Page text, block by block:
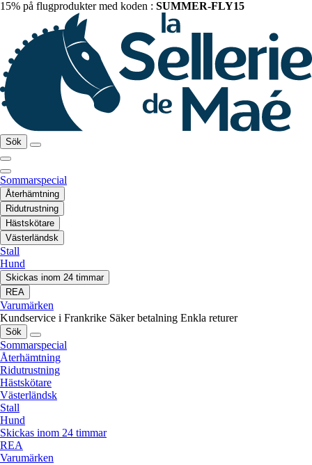
15% på flugprodukter med koden : SUMMER-FLY15
Sök
Sommarspecial
Återhämtning
Ridutrustning
Hästskötare
Västerländsk
Stall
Hund
Skickas inom 24 timmar
REA
Varumärken
Kundservice i Frankrike Säker betalning Enkla returer
Sök
Sommarspecial
Återhämtning
Ridutrustning
Hästskötare
Västerländsk
Stall
Hund
Skickas inom 24 timmar
REA
Varumärken